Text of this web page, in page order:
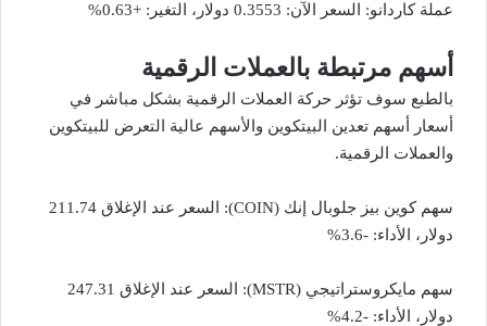
عملة كاردانو: السعر الآن: 0.3553 دولار، التغير: +0.63%
أسهم مرتبطة بالعملات الرقمية
بالطبع سوف تؤثر حركة العملات الرقمية بشكل مباشر في
أسعار أسهم تعدين البيتكوين والأسهم عالية التعرض للبيتكوين
والعملات الرقمية.
سهم كوين بيز جلوبال إنك (COIN): السعر عند الإغلاق 211.74
دولار، الأداء: -3.6%
سهم مايكروستراتيجي (MSTR): السعر عند الإغلاق 247.31
دولار، الأداء: -4.2%